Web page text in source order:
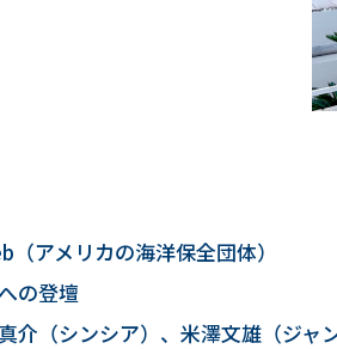
アメリカの海洋保全団体）
の登壇
（シンシア）、米澤文雄（ジャ